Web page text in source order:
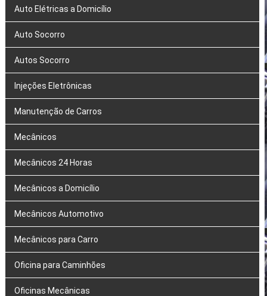
Auto Elétricas a Domicílio
Auto Socorro
Autos Socorro
Injeções Eletrônicas
Manutenção de Carros
Mecânicos
Mecânicos 24 Horas
Mecânicos a Domicílio
Mecânicos Automotivo
Mecânicos para Carro
Oficina para Caminhões
Oficinas Mecânicas